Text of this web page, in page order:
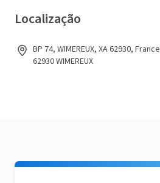
Localização
BP 74, WIMEREUX, XA 62930, France
62930 WIMEREUX